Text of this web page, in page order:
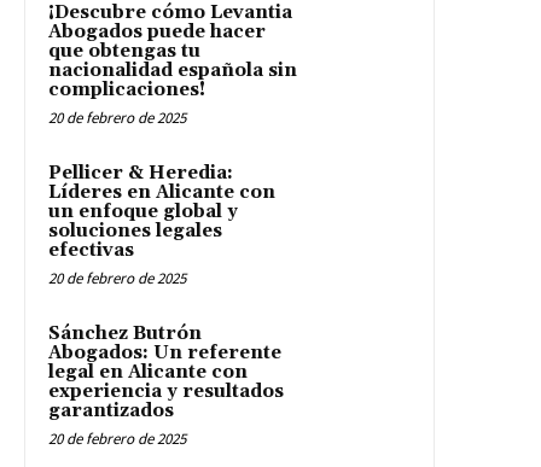
¡Descubre cómo Levantia
Abogados puede hacer
que obtengas tu
nacionalidad española sin
complicaciones!
20 de febrero de 2025
Pellicer & Heredia:
Líderes en Alicante con
un enfoque global y
soluciones legales
efectivas
20 de febrero de 2025
Sánchez Butrón
Abogados: Un referente
legal en Alicante con
experiencia y resultados
garantizados
20 de febrero de 2025